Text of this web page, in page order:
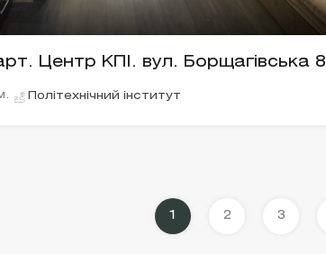
Центр КПІ. вул. Борщагівська 8
Політехнічний інститут
1 2 3